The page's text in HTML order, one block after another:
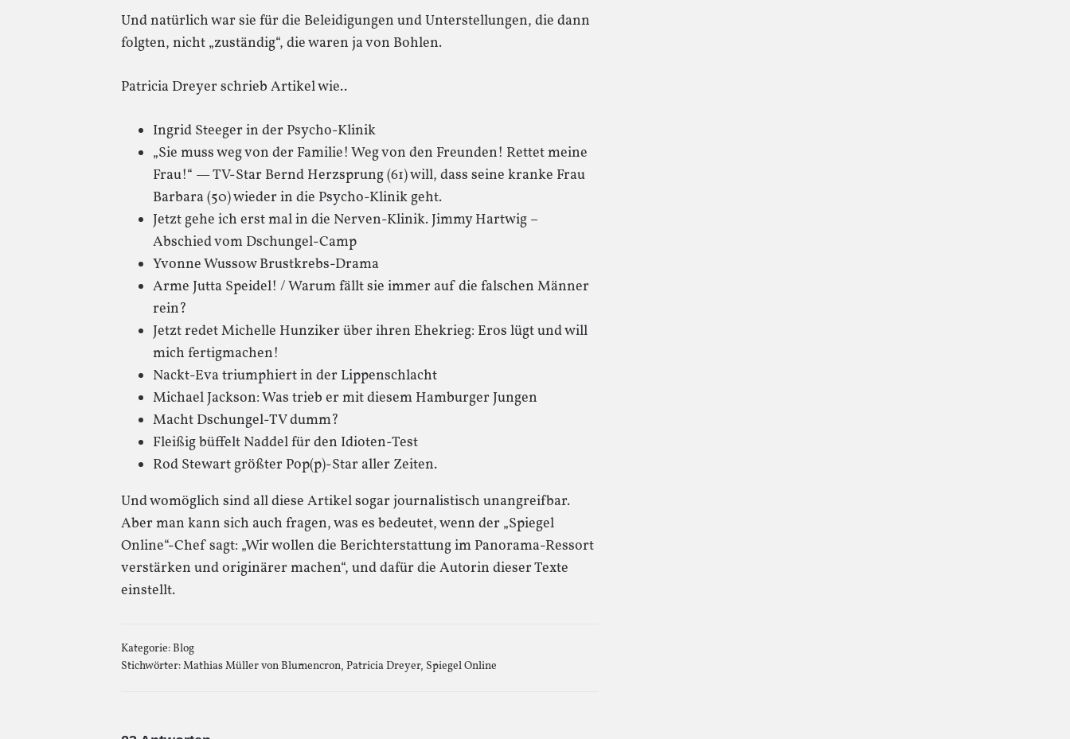
Und natürlich war sie für die Beleidigungen und Unterstellungen, die dann
folgten, nicht „zuständig“, die waren ja von Bohlen.
Patricia Dreyer schrieb Artikel wie..
Ingrid Steeger in der Psycho-Klinik
„Sie muss weg von der Familie! Weg von den Freunden! Rettet meine
Frau!“ — TV-Star Bernd Herzsprung (61) will, dass seine kranke Frau
Barbara (50) wieder in die Psycho-Klinik geht.
Jetzt gehe ich erst mal in die Nerven-Klinik. Jimmy Hartwig –
Abschied vom Dschungel-Camp
Yvonne Wussow Brustkrebs-Drama
Arme Jutta Speidel! / Warum fällt sie immer auf die falschen Männer
rein?
Jetzt redet Michelle Hunziker über ihren Ehekrieg: Eros lügt und will
mich fertigmachen!
Nackt-Eva triumphiert in der Lippenschlacht
Michael Jackson: Was trieb er mit diesem Hamburger Jungen
Macht Dschungel-TV dumm?
Fleißig büffelt Naddel für den Idioten-Test
Rod Stewart größter Pop(p)-Star aller Zeiten.
Und womöglich sind all diese Artikel sogar journalistisch unangreifbar.
Aber man kann sich auch fragen, was es bedeutet, wenn der „Spiegel
Online“-Chef sagt: „Wir wollen die Berichterstattung im Panorama-Ressort
verstärken und originärer machen“, und dafür die Autorin dieser Texte
einstellt.
Kategorie:Blog
Stichwörter:Mathias Müller von Blumencron, Patricia Dreyer, Spiegel Online